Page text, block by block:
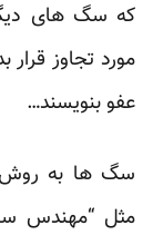
که سگ های دیگر
مورد تجاوز
عفو بنویسند…
سگ ها به روش
مثل “مهندس